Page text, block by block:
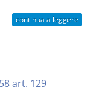
continua a leggere
art. 129